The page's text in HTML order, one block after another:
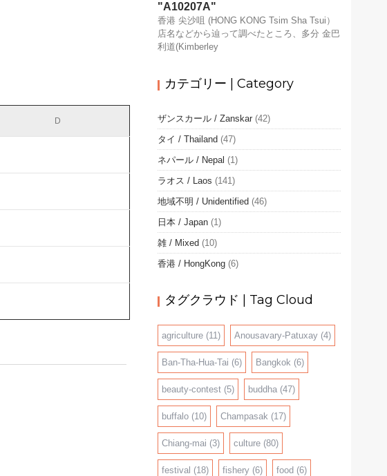
D
A10207A
香港 尖沙咀 (HONG KONG Tsim Sha Tsui）
店名などから辿って調べたところ、多分 金巴
利道(Kimberley
カテゴリー | Category
ザンスカール / Zanskar (42)
タイ / Thailand (47)
ネパール / Nepal (1)
ラオス / Laos (141)
地域不明 / Unidentified (46)
日本 / Japan (1)
雑 / Mixed (10)
香港 / HongKong (6)
タグクラウド | Tag Cloud
agriculture (11) Anousavary-Patuxay (4)
Ban-Tha-Hua-Tai (6) Bangkok (6)
beauty-contest (5) buddha (47)
buffalo (10) Champasak (17)
Chiang-mai (3) culture (80)
festival (18) fishery (6) food (6)